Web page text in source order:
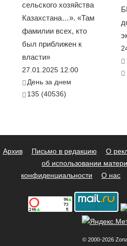
сельского хозяйства
Казахстана…». «Там
фамилии всех, кто
был приближен к
власти»
27.01.2025 12:00
День за днем
135 (40536)
Архив Письмо в редакцию О
об использовании
конфиденциальности
О нас
© 2000-2026